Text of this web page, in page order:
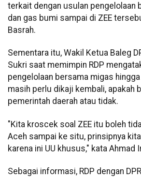
terkait dengan usulan pengelolaan
dan gas bumi sampai di ZEE
Basrah.
Sementara itu, Wakil Ketua Baleg
Sukri saat memimpin RDP
pengelolaan bersama migas
masih perlu dikaji kembali, apakah
pemerintah daerah atau tidak.
"Kita kroscek soal ZEE itu boleh
Aceh sampai ke situ, prinsipnya
karena ini UU khusus," kata Ahmad
Sebagai informasi, RDP dengan